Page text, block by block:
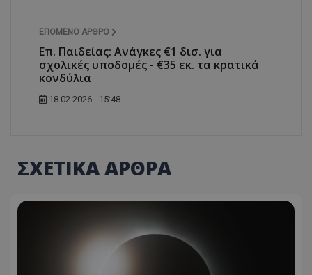
ΕΠΌΜΕΝΟ ΆΡΘΡΟ
Επ. Παιδείας: Ανάγκες €1 δισ. για
σχολικές υποδομές - €35 εκ. τα κρατικά
κονδύλια
18.02.2026 - 15:48
ΣΧΕΤΙΚΑ ΑΡΘΡΑ